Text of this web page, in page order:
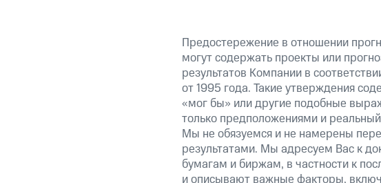
Предостережение в отношении
могут содержать проекты или
результатов Компании в
от 1995 года. Такие утверждения
«мог бы» или другие подобные
только предположениями и
Мы не обязуемся и не намерены
результатами. Мы адресуем Вас к
бумагам и биржам, в частности к